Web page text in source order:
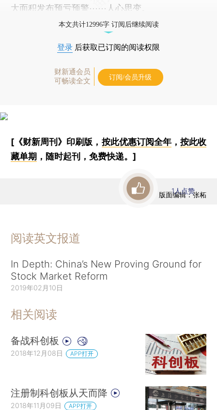
大面积发布预亏预警⋯⋯人心思变。
本文共计12996字 订阅后继续阅读
登录 后获取已订阅的阅读权限
财新通会员
可畅读全文
订阅/会员升级
[《财新周刊》印刷版， 按此优惠订阅全年， 按此收
藏单期 ，随时起刊，免费快递。]
版面编辑：张柘
1人点赞
阅读英文报道
In Depth: China’s New Proving Ground for
Stock Market Reform
2019年02月10日
相关阅读
备战科创板
2018年12月08日 APP打开
注册制科创板从天而降
2018年11月09日 APP打开